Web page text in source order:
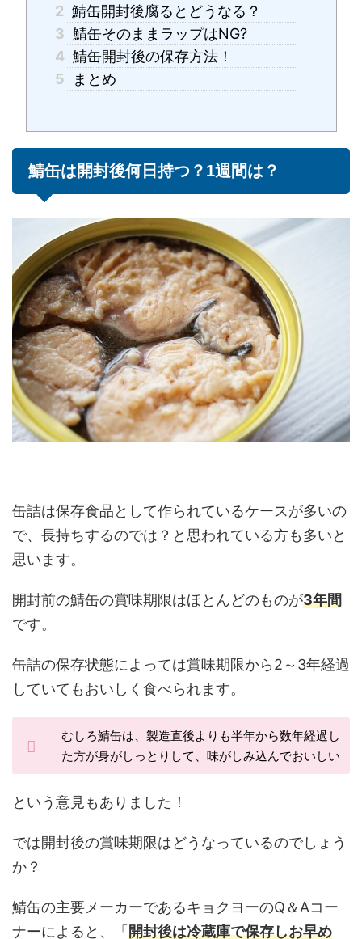
2 鯖缶開封後腐るとどうなる？
3 鯖缶そのままラップはNG?
4 鯖缶開封後の保存方法！
5
まとめ
鯖缶は開封後何日持つ？1週間は？
缶詰は保存食品として作られているケースが多いの
で、長持ちするのでは？と思われている方も多いと
思います。
開封前の鯖缶の賞味期限はほとんどのものが3年間
です。
缶詰の保存状態によっては賞味期限から2～3年経過
していてもおいしく食べられます。
むしろ鯖缶は、製造直後よりも半年から数年経過し
た方が身がしっとりして、味がしみ込んでおいしい
という意見もありました！
では開封後の賞味期限はどうなっているのでしょう
か？
鯖缶の主要メーカーであるキョクヨーのQ＆Aコー
ナーによると、「 開封後は冷蔵庫で保存しお早め